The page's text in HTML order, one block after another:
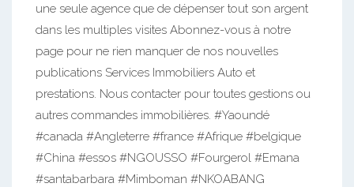
une seule agence que de dépenser tout son argent
dans les multiples visites Abonnez-vous à notre
page pour ne rien manquer de nos nouvelles
publications Services Immobiliers Auto et
prestations. Nous contacter pour toutes gestions ou
autres commandes immobilières. #Yaoundé
#canada #Angleterre #france #Afrique #belgique
#China #essos #NGOUSSO #Fourgerol #Emana
#santabarbara #Mimboman #NKOABANG